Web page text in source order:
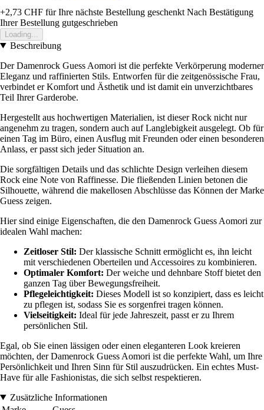
+2,73 CHF für Ihre nächste Bestellung geschenkt Nach Bestätigung
Ihrer Bestellung gutgeschrieben
Loading...
Beschreibung
Der Damenrock Guess Aomori ist die perfekte Verkörperung moderner
Eleganz und raffinierten Stils. Entworfen für die zeitgenössische Frau,
verbindet er Komfort und Ästhetik und ist damit ein unverzichtbares
Teil Ihrer Garderobe.
Hergestellt aus hochwertigen Materialien, ist dieser Rock nicht nur
angenehm zu tragen, sondern auch auf Langlebigkeit ausgelegt. Ob für
einen Tag im Büro, einen Ausflug mit Freunden oder einen besonderen
Anlass, er passt sich jeder Situation an.
Die sorgfältigen Details und das schlichte Design verleihen diesem
Rock eine Note von Raffinesse. Die fließenden Linien betonen die
Silhouette, während die makellosen Abschlüsse das Können der Marke
Guess zeigen.
Hier sind einige Eigenschaften, die den Damenrock Guess Aomori zur
idealen Wahl machen:
Zeitloser Stil: Der klassische Schnitt ermöglicht es, ihn leicht
mit verschiedenen Oberteilen und Accessoires zu kombinieren.
Optimaler Komfort: Der weiche und dehnbare Stoff bietet den
ganzen Tag über Bewegungsfreiheit.
Pflegeleichtigkeit: Dieses Modell ist so konzipiert, dass es leicht
zu pflegen ist, sodass Sie es sorgenfrei tragen können.
Vielseitigkeit: Ideal für jede Jahreszeit, passt er zu Ihrem
persönlichen Stil.
Egal, ob Sie einen lässigen oder einen eleganteren Look kreieren
möchten, der Damenrock Guess Aomori ist die perfekte Wahl, um Ihre
Persönlichkeit und Ihren Sinn für Stil auszudrücken. Ein echtes Must-
Have für alle Fashionistas, die sich selbst respektieren.
Zusätzliche Informationen